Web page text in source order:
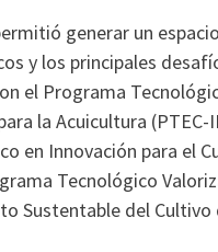
generar un
y los principales
el Programa
la Acuicultura (PTEC-
en Innovación para el
Tecnológico
Sustentable del Cultivo